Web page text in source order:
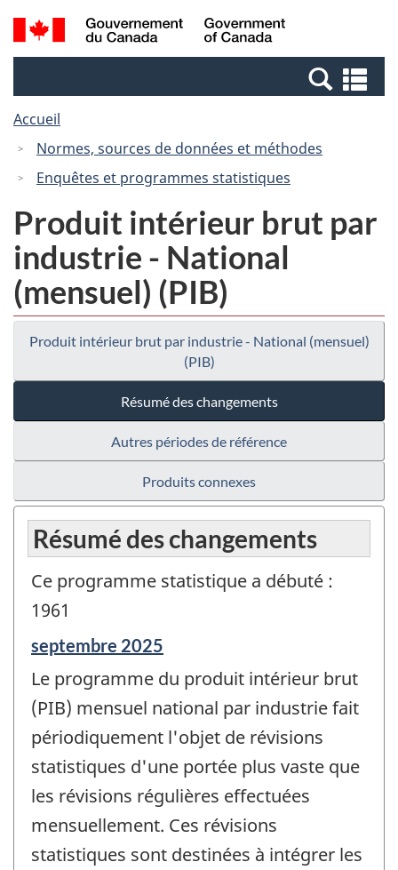
Passer
au
Passer
à
Canada
Recherche
et
et
Accueil
Normes, sources de données et méthodes
Enquêtes et programmes statistiques
Produit intérieur brut par
industrie - National
(mensuel) (PIB)
Produit intérieur brut par industrie - National (mensuel)
(PIB)
Résumé des changements
Autres périodes de référence
Produits connexes
Résumé des changements
Ce programme statistique a débuté :
1961
Période
référence
de
changement
-
septembre 2025
Le programme du produit intérieur brut
(PIB) mensuel national par industrie fait
périodiquement l'objet de révisions
statistiques d'une portée plus vaste que
les révisions régulières effectuées
mensuellement. Ces révisions
statistiques sont destinées à intégrer les